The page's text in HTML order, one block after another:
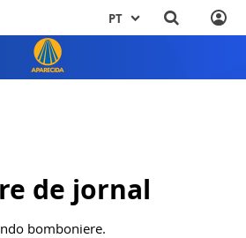
PT
de jornal
bomboniere.